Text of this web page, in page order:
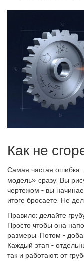
Как не
Самая частая ошибка
модель» сразу. Вы
чертежом - вы
итоге бросаете. Не
Правило: делайте
Просто чтобы она
размеры. Потом -
Каждый этап -
так и работают: от